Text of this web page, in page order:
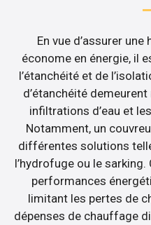
En vue d’assurer
économe en énergie, il
l’étanchéité et de
d’étanchéité
infiltrations d’eau et
Notamment, un
différentes solutions
l’hydrofuge ou le
performances
limitant les pertes de
dépenses de chauffage